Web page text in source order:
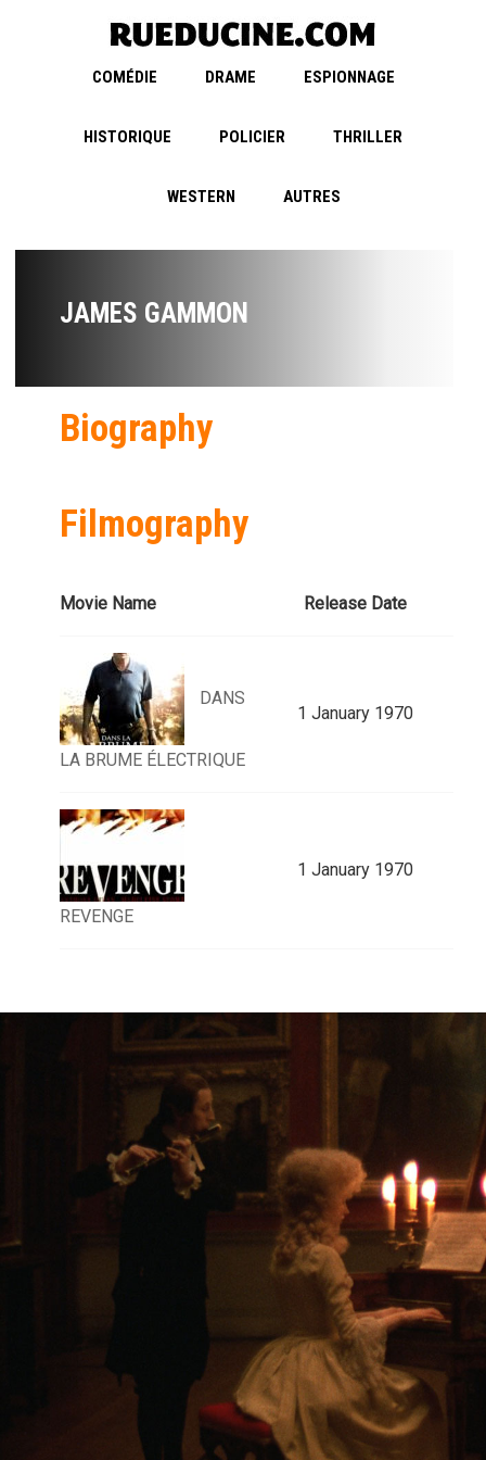
COMÉDIE DRAME ESPIONNAGE
HISTORIQUE POLICIER THRILLER
WESTERN AUTRES
JAMES GAMMON
Biography
Filmography
Movie Name Release Date
DANS
LA BRUME ÉLECTRIQUE
1 January 1970
REVENGE
1 January 1970